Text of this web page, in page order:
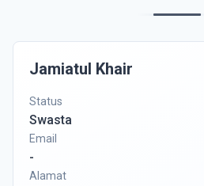
Jamiatul Khair
Status
Swasta
Email
-
Alamat